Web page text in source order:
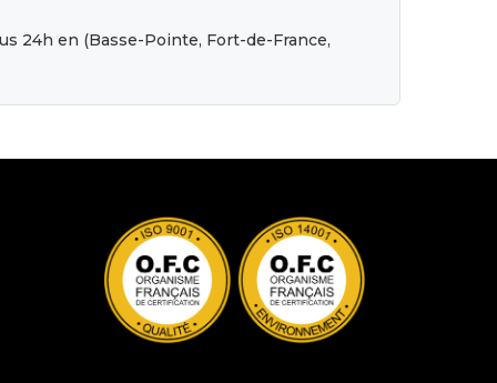
24h en (Basse-Pointe, Fort-de-France,